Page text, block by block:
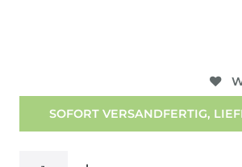
SOFORT VERSANDFERTIG,